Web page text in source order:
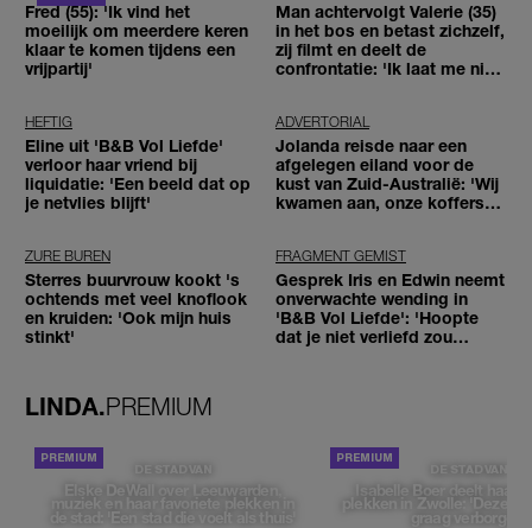
Fred (55): 'Ik vind het
moeilijk om meerdere keren
klaar te komen tijdens een
vrijpartij'
Man achtervolgt Valerie (35)
in het bos en betast zichzelf,
zij filmt en deelt de
confrontatie: 'Ik laat me niet
HEFTIG
Eline uit 'B&B Vol Liefde'
verloor haar vriend bij
liquidatie: 'Een beeld dat op
je netvlies blijft'
ADVERTORIAL
Jolanda reisde naar een
afgelegen eiland voor de
kust van Zuid-Australië: 'Wij
kwamen aan, onze koffers
ZURE BUREN
Sterres buurvrouw kookt 's
ochtends met veel knoflook
en kruiden: 'Ook mijn huis
stinkt'
FRAGMENT GEMIST
Gesprek Iris en Edwin neemt
onverwachte wending in
'B&B Vol Liefde': 'Hoopte
dat je niet verliefd zou
LINDA.PREMIUM
DE STAD VAN
Elske DeWall over Leeuwarden,
muziek en haar favoriete plekken in
de stad: 'Een stad die voelt als thuis'
DE STAD VAN
Isabelle Boer deelt haar
plekken in Zwolle: 'Deze
graag verborgen'